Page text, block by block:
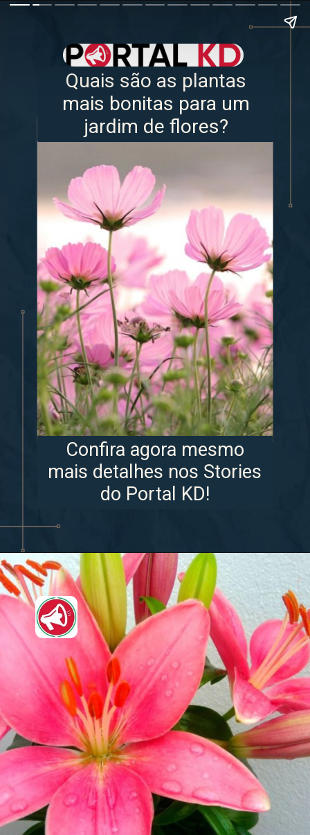
Confira agora mesmo
mais detalhes nos Stories
do Portal KD!
Quais são as plantas
mais bonitas para um
jardim de flores?